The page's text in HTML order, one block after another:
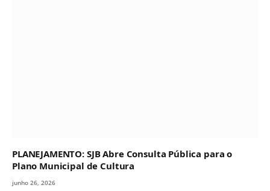
PLANEJAMENTO: SJB Abre Consulta Pública para o
Plano Municipal de Cultura
junho 26, 2026